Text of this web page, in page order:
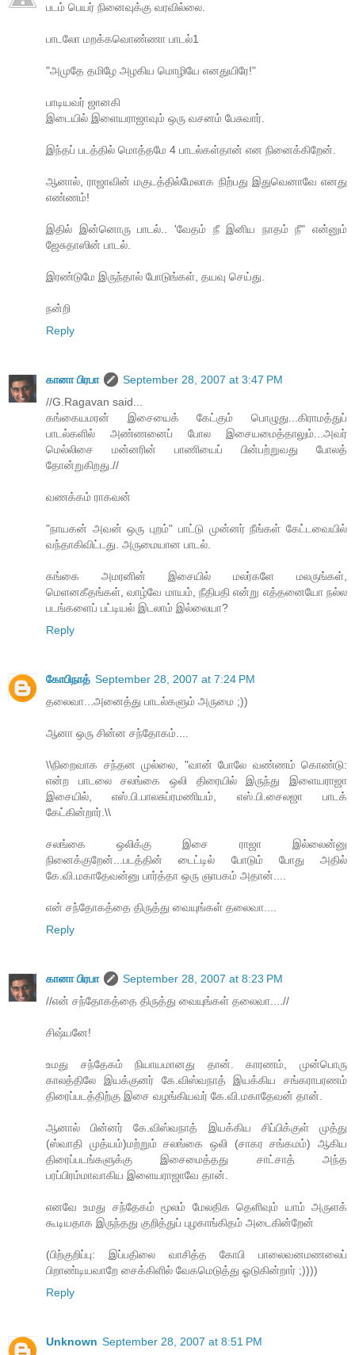
படம் பெயர் நினைவுக்கு வரவில்லை.
பாடலோ மறக்கவொண்ணா பாடல்1
"அமுதே தமிழே அழகிய மொழியே எனதுயிரே!"
பாடியவர் ஜானகி
இடையில் இளையராஜாவும் ஒரு வசனம் பேசுவார்.
இந்தப் படத்தில் மொத்தமே 4 பாடல்கள்தான் என நினைக்கிறேன்.
ஆனால், ராஜாவின் மகுடத்தில்மேலாக நிற்பது இதுவெனாவே எனது
எண்ணம்!
இதில் இன்னொரு பாடல்.. 'வேதம் நீ இனிய நாதம் நீ" என்னும்
ஜேசுதாஸின் பாடல்.
இரண்டுமே இருந்தால் போடுங்கள், தயவு செய்து.
நன்றி
Reply
கானா பிரபா
September 28, 2007 at 3:47 PM
//G.Ragavan said...
கங்கையமரன் இசையைக் கேட்கும் பொழுது...கிராமத்துப்
பாடல்களில் அண்ணனைப் போல இசையமைத்தாலும்...அவர்
மெல்லிசை மன்னரின் பாணியைப் பின்பற்றுவது போலத்
தோன்றுகிறது.//
வணக்கம் ராகவன்
"நாயகன் அவன் ஒரு புறம்" பாட்டு முன்னர் நீங்கள் கேட்டவையில்
வந்தாகிவிட்டது. அருமையான பாடல்.
கங்கை அமரனின் இசையில் மலர்களே மலருங்கள்,
மெளனகீதங்கள், வாழ்வே மாயம், நீதிபதி என்று எத்தனையோ நல்ல
படங்களைப் பட்டியல் இடலாம் இல்லையா?
Reply
கோபிநாத் September 28, 2007 at 7:24 PM
தலைவா...அனைத்து பாடல்களும் அருமை ;))
ஆனா ஒரு சின்ன சந்தோகம்....
\\நிறைவாக சந்தன முல்லை, "வான் போலே வண்ணம் கொண்டு:
என்ற பாடலை சலங்கை ஒலி திரையில் இருந்து இளையராஜா
இசையில், எஸ்.பி.பாலசுப்ரமணியம், எஸ்.பி.சைலஜா பாடக்
கேட்கின்றார்.\\
சலங்கை ஒலிக்கு இசை ராஜா இல்லைன்னு
நினைக்குறேன்...படத்தின் டைட்டில் போடும் போது அதில்
கே.வி.மகாதேவன்னு பார்த்தா ஒரு ஞாபகம் அதான்....
என் சந்தோகத்தை திருத்து வையுங்கள் தலைவா....
Reply
கானா பிரபா
September 28, 2007 at 8:23 PM
//என் சந்தோகத்தை திருத்து வையுங்கள் தலைவா....//
சிஷ்யனே!
உமது சந்தேகம் நியாயமானது தான். காரணம், முன்பொரு
காலத்திலே இயக்குனர் கே.விஸ்வநாத் இயக்கிய சங்கராபரணம்
திரைப்படத்திற்கு இசை வழங்கியவர் கே.வி.மகாதேவன் தான்.
ஆனால் பின்னர் கே.விஸ்வநாத் இயக்கிய சிப்பிக்குள் முத்து
(ஸ்வாதி முத்யம்)மற்றும் சலங்கை ஒலி (சாகர சங்கமம்) ஆகிய
திரைப்படங்களுக்கு இசைமைத்தது சாட்சாத் அந்த
பரப்பிரம்மாவாகிய இளையராஜாவே தான்.
எனவே உமது சந்தேகம் மூலம் மேலதிக தெளிவும் யாம் அருளக்
கூடியதாக இருந்தது குறித்துப் புழகாங்கிதம் அடைகின்றேன்
(பிற்குறிப்பு: இப்பதிலை வாசித்த கோபி பாலைவனமணலைப்
பிறாண்டியவாறே சைக்கிளில் வேகமெடுத்து ஓடுகின்றார் ;))))
Reply
Unknown September 28, 2007 at 8:51 PM